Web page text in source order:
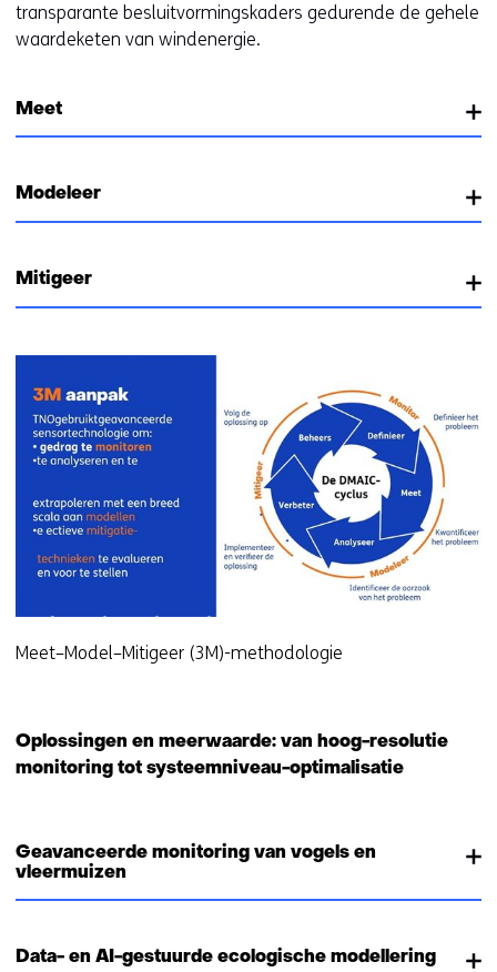
transparante besluitvormingskaders gedurende de gehele
waardeketen van windenergie.
Meet
Modeleer
Mitigeer
Meet–Model–Mitigeer (3M)-methodologie
Oplossingen en meerwaarde: van hoog-resolutie
monitoring tot systeemniveau-optimalisatie
Geavanceerde monitoring van vogels en
vleermuizen
Data- en AI-gestuurde ecologische modellering